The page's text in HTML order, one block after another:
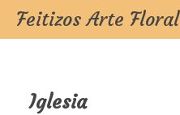
Feitizos Arte Floral
Iglesia